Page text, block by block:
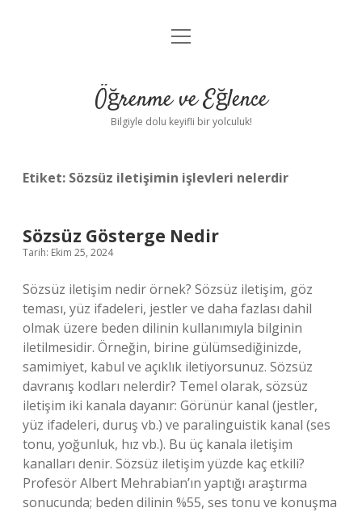
Anasayfa
Yasal Uyarı
menüyü
Öğrenme ve Eğlence
Bilgiyle dolu keyifli bir yolculuk!
Etiket: Sözsüz iletişimin işlevleri nelerdir
Sözsüz Gösterge Nedir
Tarih: Ekim 25, 2024
Sözsüz iletişim nedir örnek? Sözsüz iletişim, göz
teması, yüz ifadeleri, jestler ve daha fazlası dahil
olmak üzere beden dilinin kullanımıyla bilginin
iletilmesidir. Örneğin, birine gülümsediğinizde,
samimiyet, kabul ve açıklık iletiyorsunuz. Sözsüz
davranış kodları nelerdir? Temel olarak, sözsüz
iletişim iki kanala dayanır: Görünür kanal (jestler,
yüz ifadeleri, duruş vb.) ve paralinguistik kanal (ses
tonu, yoğunluk, hız vb.). Bu üç kanala iletişim
kanalları denir. Sözsüz iletişim yüzde kaç etkili?
Profesör Albert Mehrabian’ın yaptığı araştırma
sonucunda; beden dilinin %55, ses tonu ve konuşma